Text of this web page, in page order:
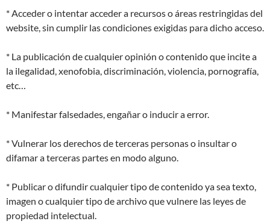
* Acceder o intentar acceder a recursos o áreas restringidas del
website, sin cumplir las condiciones exigidas para dicho acceso.
* La publicación de cualquier opinión o contenido que incite a
la ilegalidad, xenofobia, discriminación, violencia, pornografía,
etc…
* Manifestar falsedades, engañar o inducir a error.
* Vulnerar los derechos de terceras personas o insultar o
difamar a terceras partes en modo alguno.
* Publicar o difundir cualquier tipo de contenido ya sea texto,
imagen o cualquier tipo de archivo que vulnere las leyes de
propiedad intelectual.